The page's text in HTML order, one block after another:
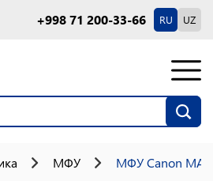
+998 71 200-33-66 RU UZ
МФУ МФУ Canon